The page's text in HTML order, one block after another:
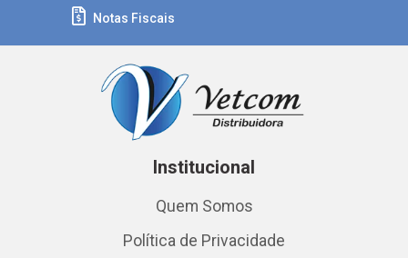
Notas Fiscais
Institucional
Quem Somos
Política de Privacidade